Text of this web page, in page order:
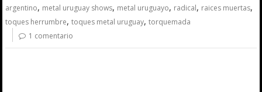
argentino, metal uruguay shows, metal uruguayo, radical, raices muertas,
toques herrumbre,toques metal uruguay,torquemada
1 comentario